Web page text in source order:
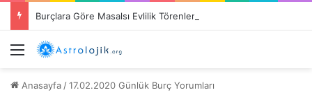
Burçlara Göre Masalsı Evlilik Törenleri
Menü
Anasayfa /17.02.2020 Günlük Burç Yorumları